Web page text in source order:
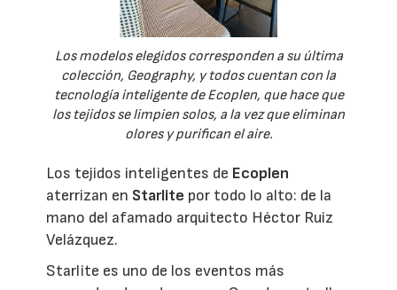
Los modelos elegidos corresponden a su última
colección, Geography, y todos cuentan con la
tecnología inteligente de Ecoplen, que hace que
los tejidos se limpien solos, a la vez que eliminan
olores y purifican el aire.
Los tejidos inteligentes de Ecoplen
aterrizan en Starlite por todo lo alto: de la
mano del afamado arquitecto Héctor Ruiz
Velázquez.
Starlite es uno de los eventos más